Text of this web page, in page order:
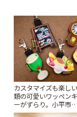
カスタマイズも楽し
類の可愛いワッペン
ーがずらり。小平市
「Kimamaya T&K」 |